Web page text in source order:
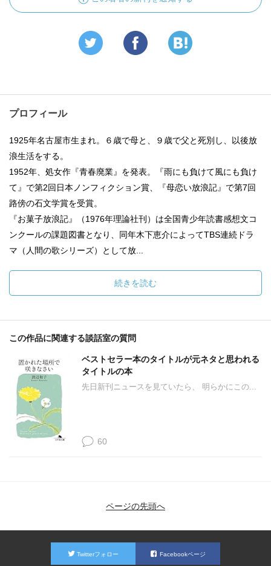
プロフィール
1925年名古屋市生まれ。６歳で母と、９歳で父と死別し、以後放
浪生活をする。
1952年、処女作『青春廃業』を発表。『雨にも負けて風にも負け
て』で第2回日本ノンフィクション賞、『母恋い放浪記』で第7回
路傍の石文学賞を受賞。
『お菓子放浪記』（1976年理論社刊）は全国青少年読書感想文コ
ンクールの課題図書となり、同年木下恵介によってTBS連続ドラ
マ（人間の歌シリーズ）として放...
続きを読む
この作品に関連する談話室の質問
ベストセラー本のタイトルが元ネタと思われる
タイトルの本
先日新刊ニュースを見ていたら、 明らかにこの...
60
ページの先頭へ
Twitterフォロー Facebookページ